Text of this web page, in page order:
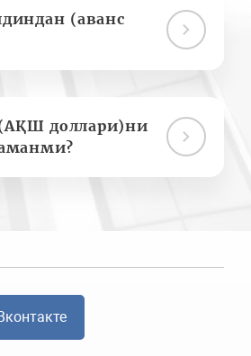
(аванс
(АҚШ доллари)ни